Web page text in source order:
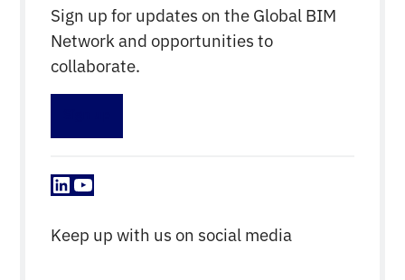
Sign up for updates on the Global BIM
Network and opportunities to
collaborate.
LinkedIn
YouTube
Keep up with us on social media